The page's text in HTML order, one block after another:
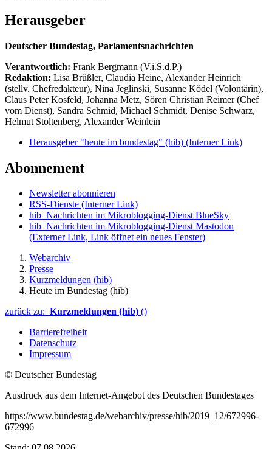
Herausgeber
Deutscher Bundestag, Parlamentsnachrichten
Verantwortlich: Frank Bergmann (V.i.S.d.P.)
Redaktion: Lisa Brüßler, Claudia Heine, Alexander Heinrich
(stellv. Chefredakteur), Nina Jeglinski, Susanne Ködel (Volontärin),
Claus Peter Kosfeld, Johanna Metz, Sören Christian Reimer (Chef
vom Dienst), Sandra Schmid, Michael Schmidt, Denise Schwarz,
Helmut Stoltenberg, Alexander Weinlein
Herausgeber "heute im bundestag" (hib) (Interner Link)
Abonnement
Newsletter abonnieren
RSS-Dienste (Interner Link)
hib_Nachrichten im Mikroblogging-Dienst BlueSky
hib_Nachrichten im Mikroblogging-Dienst Mastodon
(Externer Link, Link öffnet ein neues Fenster)
Webarchiv
Presse
Kurzmeldungen (hib)
Heute im Bundestag (hib)
zurück zu: Kurzmeldungen (hib) ()
Barrierefreiheit
Datenschutz
Impressum
© Deutscher Bundestag
Ausdruck aus dem Internet-Angebot des Deutschen Bundestages
https://www.bundestag.de/webarchiv/presse/hib/2019_12/672996-
672996